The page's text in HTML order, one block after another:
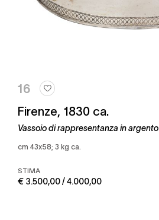
16
Firenze, 1830 ca.
Vassoio di rappresentanza in argento
cm 43x58; 3 kg ca.
STIMA
€ 3.500,00 / 4.000,00